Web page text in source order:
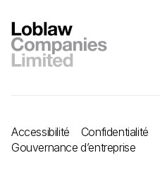
Accessibilité Confidentialité
Gouvernance d’entreprise